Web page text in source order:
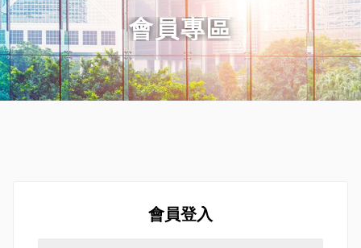
會員專區
會員登入